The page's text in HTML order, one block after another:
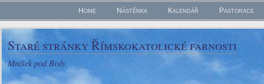
Home Nástěnka Kalendář Pastorace
Staré stránky Římskokatolické farnosti
Mníšek pod Brdy